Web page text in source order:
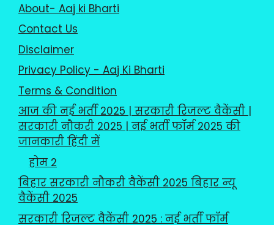
About- Aaj ki Bharti
Contact Us
Disclaimer
Privacy Policy - Aaj Ki Bharti
Terms & Condition
आज की नई भर्ती 2025 | सरकारी रिजल्ट वैकेंसी |
सरकारी नौकरी 2025 | नई भर्ती फॉर्म 2025 की
जानकारी हिंदी में
होम 2
बिहार सरकारी नौकरी वैकेंसी 2025 बिहार न्यू
वैकेंसी 2025
सरकारी रिजल्ट वैकेंसी 2025 : नई भर्ती फॉर्म